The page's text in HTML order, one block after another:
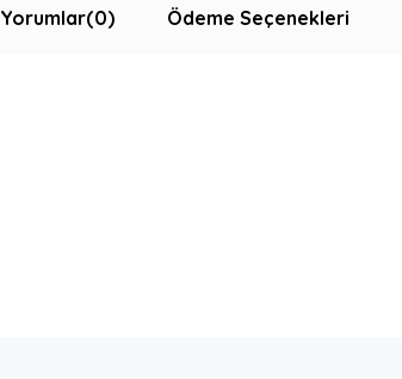
Yorumlar(0) Ödeme Seçenekleri